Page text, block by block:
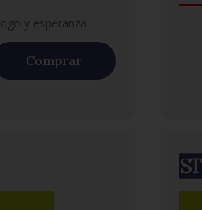
y esperanza.
Comprar